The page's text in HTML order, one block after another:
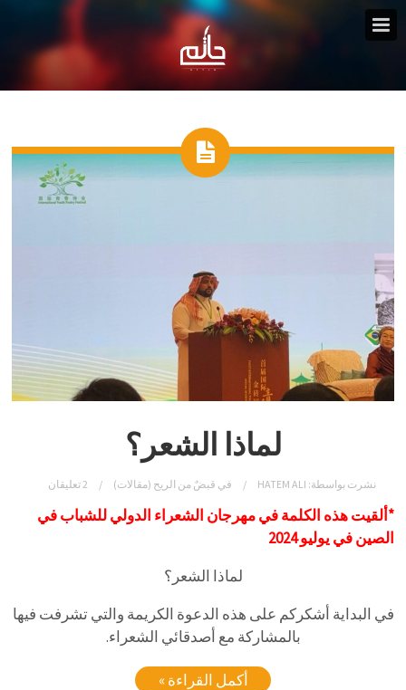
لماذا الشعر؟
نشرت بواسطة: HATEM ALI في قبضٌ من الريح (مقالات) 2 تعليقان
*ألقيت هذه الكلمة في مهرجان الشعراء الدولي للشباب في
الصين في يوليو 2024
لماذا الشعر؟
في البداية أشكركم على هذه الدعوة الكريمة والتي تشرفت فيها
بالمشاركة مع أصدقائي الشعراء.
أكمل القراءة »